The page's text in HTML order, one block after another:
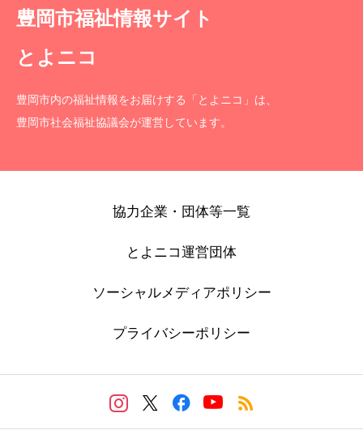
豊岡市福祉情報サイト
とよニコ
豊岡市内の福祉情報をお届けする「とよニコ」は、
豊岡市社会福祉協議会が運営しています。
協力企業・団体等一覧
とよニコ運営団体
ソーシャルメディアポリシー
プライバシーポリシー